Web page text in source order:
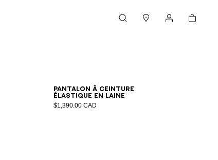
Panier
Pantalon à ceinture
élastique en laine
$1,390.00 CAD
44464850